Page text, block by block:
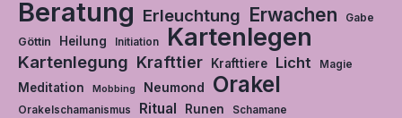
Beratung Erleuchtung Erwachen Gabe
Göttin Heilung Initiation Kartenlegen
Kartenlegung Krafttier Krafttiere Licht Magie
Meditation Mobbing Neumond Orakel
Orakelschamanismus Ritual Runen
Schamane